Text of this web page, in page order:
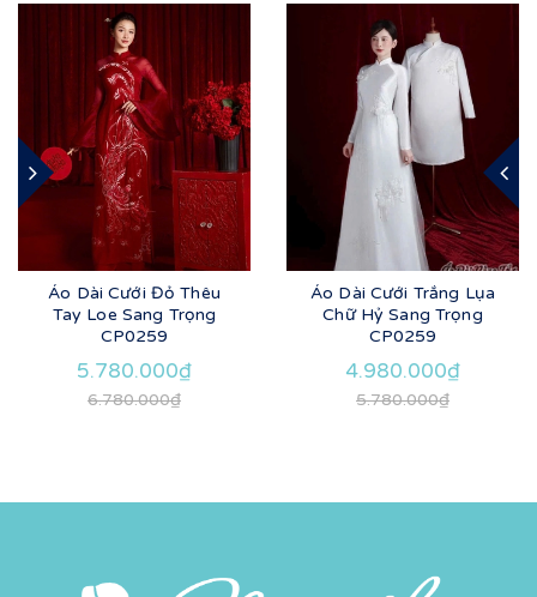
Áo Dài Cưới Đỏ Thêu
Tay Loe Sang Trọng
CP0259
5.780.000₫
6.780.000₫
Áo Dài Cưới Trắng Lụa
Chữ Hỷ Sang Trọng
CP0259
4.980.000₫
5.780.000₫